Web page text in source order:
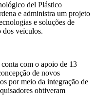
del Plástico
e administra um projeto
e soluções de
dos veículos.
com o apoio de 13
de novos
por meio da integração de
obtiveram